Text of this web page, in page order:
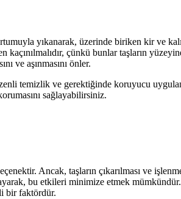
yıkanarak, üzerinde biriken kir ve
çünkü bunlar taşların
ve aşınmasını önler.
temizlik ve gerektiğinde koruyucu
sağlayabilirsiniz.
Ancak, taşların çıkarılması ve
bu etkileri minimize etmek mümkündür.
bir faktördür.